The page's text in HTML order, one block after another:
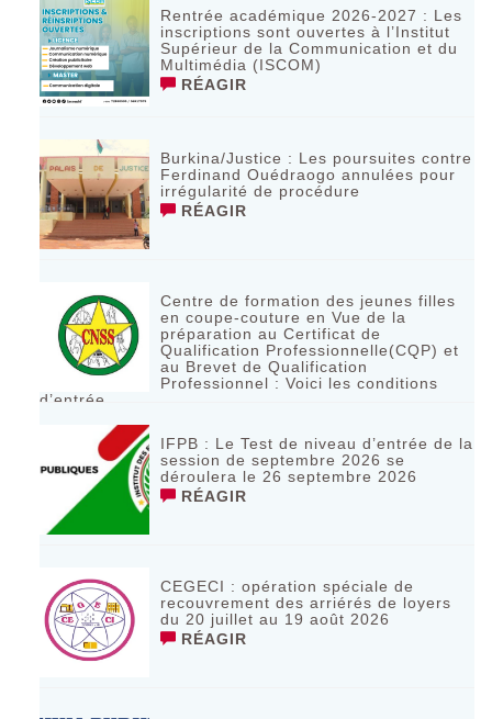
Rentrée académique 2026-2027 : Les
inscriptions sont ouvertes à l’Institut
Supérieur de la Communication et du
Multimédia (ISCOM)
RÉAGIR
Burkina/Justice : Les poursuites contre
Ferdinand Ouédraogo annulées pour
irrégularité de procédure
RÉAGIR
Centre de formation des jeunes filles
en coupe-couture en Vue de la
préparation au Certificat de
Qualification Professionnelle(CQP) et
au Brevet de Qualification
Professionnel : Voici les conditions
d’entrée
IFPB : Le Test de niveau d’entrée de la
session de septembre 2026 se
déroulera le 26 septembre 2026
RÉAGIR
CEGECI : opération spéciale de
recouvrement des arriérés de loyers
du 20 juillet au 19 août 2026
RÉAGIR